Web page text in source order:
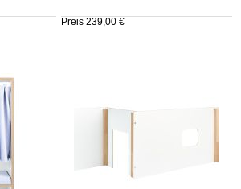
Preis 239,00 €